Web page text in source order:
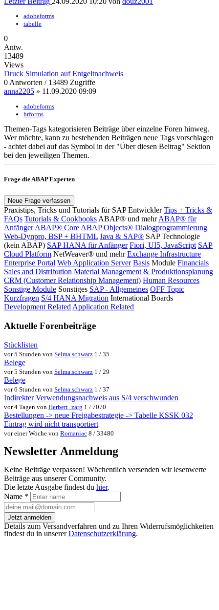
adobeforms
tabelle
0
Antw.
13489
Views
Druck Simulation auf Entgeltnachweis
0 Antworten / 13489 Zugriffe
anna2205 » 11.09.2020 09:09
adobeforms
hrforms
Themen-Tags kategorisieren Beiträge über einzelne Foren hinweg.
Wer möchte, kann zu bestehenden Beiträgen neue Tags vorschlagen
- achtet dabei auf das Symbol in der "Über diesen Beitrag" Sektion
bei den jeweiligen Themen.
Frage die ABAP Experten
Neue Frage verfassen
Praxistips, Tricks und Tutorials für SAP Entwickler Tips + Tricks &
FAQs Tutorials & Cookbooks ABAP® und mehr ABAP® für
Anfänger ABAP® Core ABAP Objects® Dialogprogrammierung
Web-Dynpro, BSP + BHTML Java & SAP® SAP Technologie
(kein ABAP) SAP HANA für Anfänger Fiori, UI5, JavaScript SAP
Cloud Platform NetWeaver® und mehr Exchange Infrastructure
Enterprise Portal Web Application Server Basis Module Financials
Sales and Distribution Material Management & Produktionsplanung
CRM (Customer Relationship Management) Human Resources
Sonstige Module Sonstiges SAP - Allgemeines OFF Topic
Kurzfragen S/4 HANA Migration International Boards
Development Related Application Related
Aktuelle Forenbeiträge
Stücklisten
vor 5 Stunden von Selma.schwarz 1 / 35
Belege
vor 5 Stunden von Selma.schwarz 1 / 29
Belege
vor 6 Stunden von Selma.schwarz 1 / 37
Indirekter Verwendungsnachweis aus S/4 verschwunden
vor 4 Tagen von Herbert_zarg 1 / 7070
Bestellungen -> neue Freigabestrategie -> Tabelle KSSK 032
Eintrag wird nicht transportiert
vor einer Woche von Romaniac 8 / 33480
Newsletter Anmeldung
Keine Beiträge verpassen! Wöchentlich versenden wir lesenwerte
Beiträge aus unserer Community.
Die letzte Ausgabe findest du hier.
Name *
Jetzt anmelden
Details zum Versandverfahren und zu Ihren Widerrufsmöglichkeiten
findest du in unsererDatenschutzerklärung.